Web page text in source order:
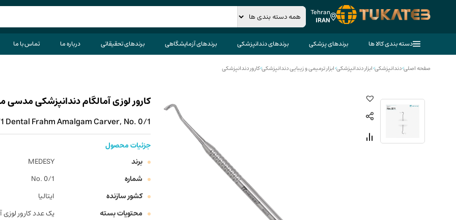
Tehran
IRAN
دسته بندی کالا ها برندهای پزشکی برندهای دندانپزشکی برندهای آزمایشگاهی برندهای تحقیقاتی درباره ما تماس با ما
صفحه اصلی>دندانپزشکی>ابزار دندانپزشکی>ابزار ترمیمی و زیبایی دندانپزشکی>کارور دندانپزشکی
کارور لوزی آمالگام دندانپزشکی مدسی مدل 602/1
Dental Frahm Amalgam Carver, No. 0/1
جزئیات محصول
برند
MEDESY
شماره
No. 0/1
کشور سازنده
ایتالیا
محتویات بسته
یک عدد کارور لوزی